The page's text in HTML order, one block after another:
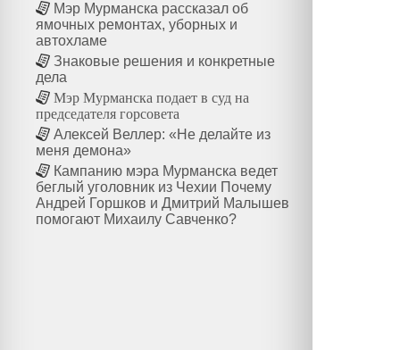
Мэр Мурманска рассказал об
ямочных ремонтах, уборных и
автохламе
Знаковые решения и конкретные
дела
Мэр Мурманска подает в суд на
председателя горсовета
Алексей Веллер: «Не делайте из
меня демона»
Кампанию мэра Мурманска ведет
беглый уголовник из Чехии Почему
Андрей Горшков и Дмитрий Малышев
помогают Михаилу Савченко?